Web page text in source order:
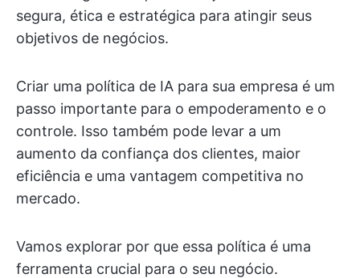
segura, ética e estratégica para atingir seus
objetivos de negócios.
Criar uma política de IA para sua empresa é um
passo importante para o empoderamento e o
controle. Isso também pode levar a um
aumento da confiança dos clientes, maior
eficiência e uma vantagem competitiva no
mercado.
Vamos explorar por que essa política é uma
ferramenta crucial para o seu negócio.